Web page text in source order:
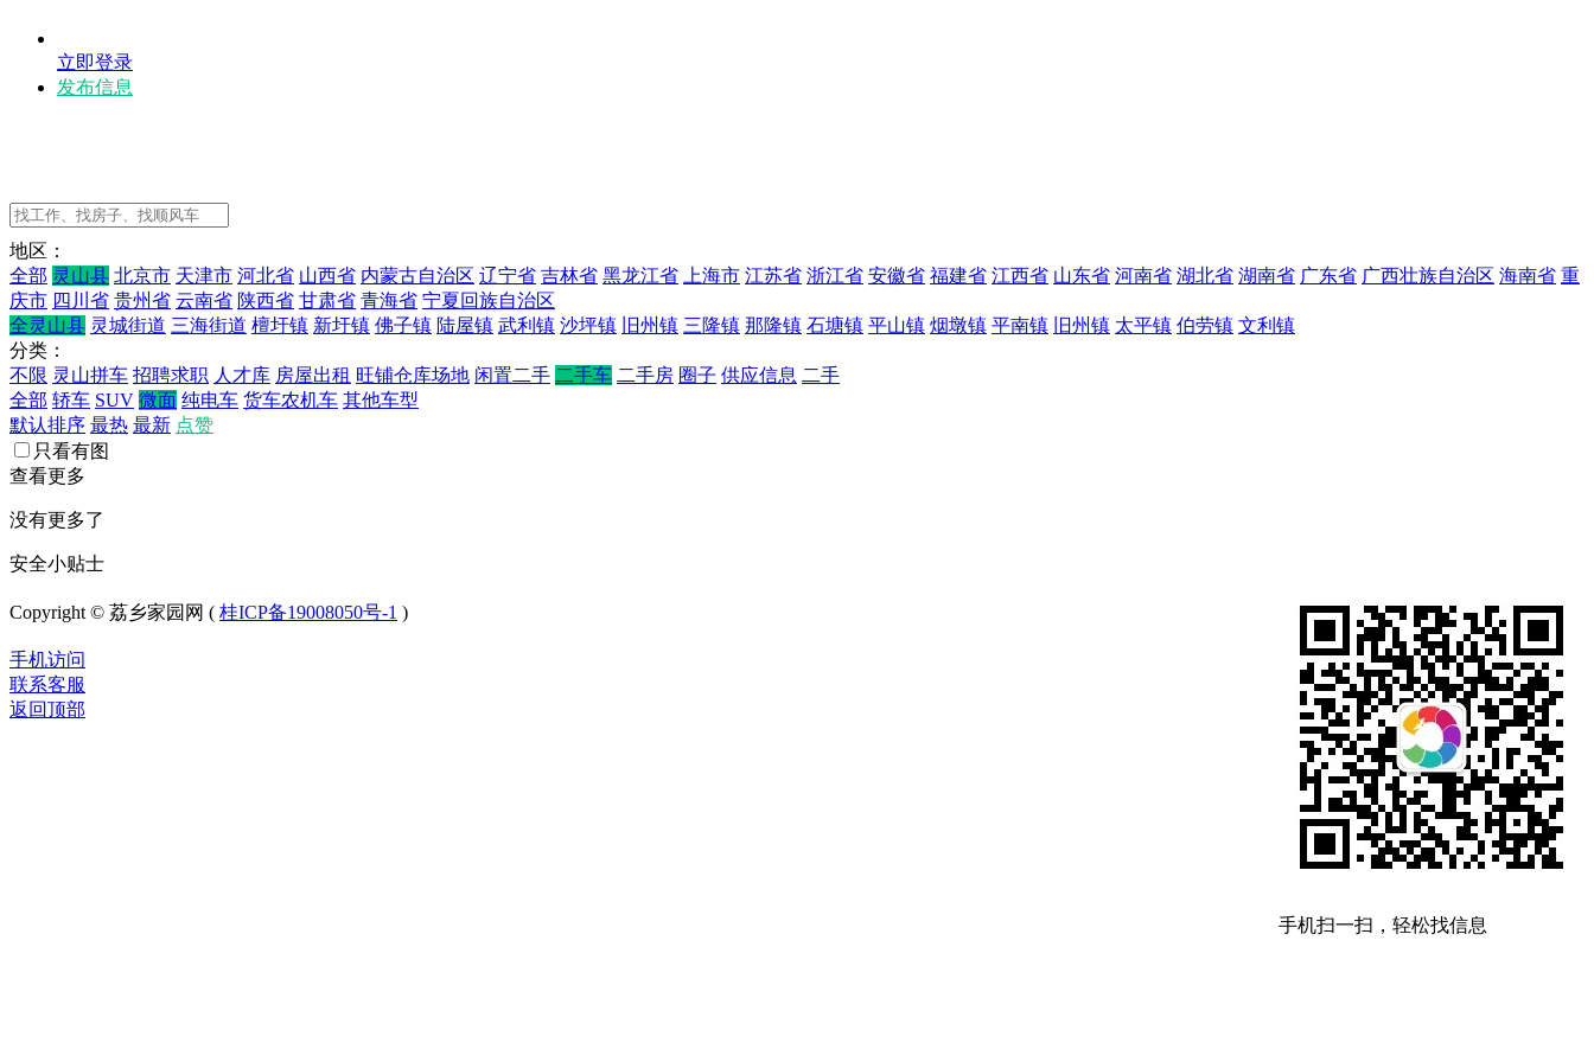
立即登录
发布信息
地区：
全部 灵山县 北京市 天津市 河北省 山西省 内蒙古自治区 辽宁省 吉林省 黑龙江省 上海市 江苏省 浙江省 安徽省 福建省 江西省 山东省 河南省 湖北省 湖南省 广东省 广西壮族自治区 海南省 重
庆市 四川省 贵州省 云南省 陕西省 甘肃省 青海省 宁夏回族自治区
全灵山县 灵城街道 三海街道 檀圩镇 新圩镇 佛子镇 陆屋镇 武利镇 沙坪镇 旧州镇 三隆镇 那隆镇 石塘镇 平山镇 烟墩镇 平南镇 旧州镇 太平镇 伯劳镇 文利镇
分类：
不限 灵山拼车 招聘求职 人才库 房屋出租 旺铺仓库场地 闲置二手 二手车 二手房 圈子 供应信息 二手
全部 轿车 SUV 微面 纯电车 货车农机车 其他车型
默认排序 最热 最新 点赞
只看有图
查看更多
没有更多了
安全小贴士
手机扫一扫，轻松找信息
Copyright © 荔乡家园网 ( 桂ICP备19008050号-1 )
手机访问
联系客服
返回顶部